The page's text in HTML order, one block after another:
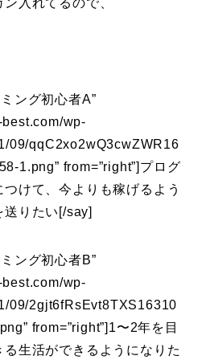
ング初心者A”
wp-
09/qqC2xo2wQ3cwZWR16
1.png” from=”right”]プログ
けて、今よりも稼げるよう
送りたい[/say]
ング初心者B”
wp-
09/2gjt6fRsEvt8TXS16310
from=”right”]1〜2年を目
生活ができるようになりた